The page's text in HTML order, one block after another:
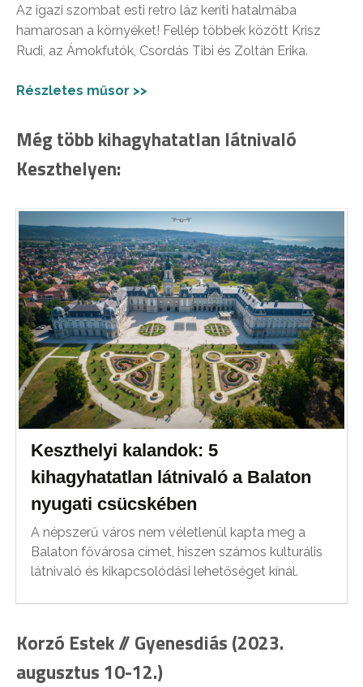
Az igazi szombat esti retro láz keríti hatalmába
hamarosan a környéket! Fellép többek között Krisz
Rudi, az Ámokfutók, Csordás Tibi és Zoltán Erika.
Részletes műsor >>
Még több kihagyhatatlan látnivaló
Keszthelyen:
Keszthelyi kalandok: 5
kihagyhatatlan látnivaló a Balaton
nyugati csücskében
A népszerű város nem véletlenül kapta meg a
Balaton fővárosa címet, hiszen számos kulturális
látnivaló és kikapcsolódási lehetőséget kínál.
Korzó Estek // Gyenesdiás (2023.
augusztus 10-12.)